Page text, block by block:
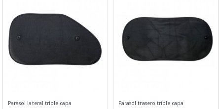
Parasol lateral triple capa Parasol trasero triple capa